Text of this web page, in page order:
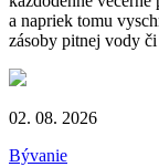
a napriek tomu
zásoby pitnej vody
02. 08. 2026
Bývanie